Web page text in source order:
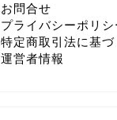
お問合せ
プライバシーポリシ
特定商取引法に基づ
運営者情報